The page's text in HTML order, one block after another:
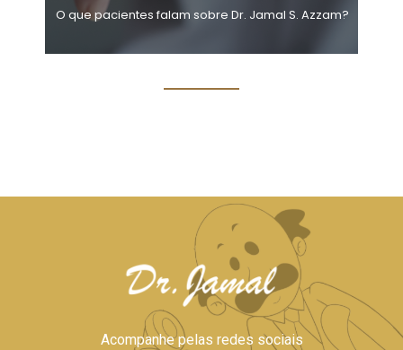
O que pacientes falam sobre Dr. Jamal S. Azzam?
Acompanhe pelas redes sociais